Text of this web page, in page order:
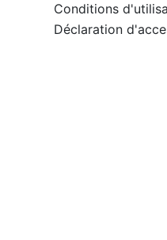
Conditions
Déclaration